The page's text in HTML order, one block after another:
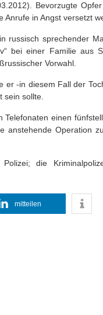
Bevorzugte
in Angst versetzt
russisch sprechender
bei einer Familie aus
Vorwahl.
er -in diesem Fall der
sein sollte.
einen
anstehende Operation
die
mitteilen